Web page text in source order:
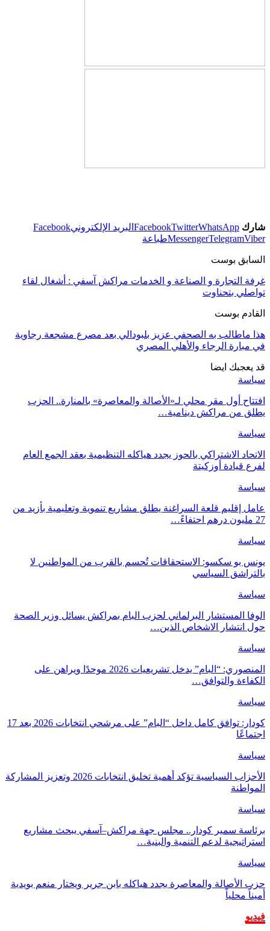
شارك FacebookTwitterWhatsApp البريد الإلكترونيFacebook
MessengerTelegramViber طباعة
السابق بوست
غرفة التجارة و الصناعة و الخدمات مراكش آسفي : أشغال لقاء
تواصلي بتحناوت
القادم بوست
هذا ماطالب به الصحفي عزيز بلبودالي بعد مصرع مشجعة رجاوية
في مبارة الرجاء والأهلي المصري
قد يعجبك ايضا
سياسة
افتتاح أول مقر محلي لـ«الأصالة والمعاصرة» بالمنارة.. الحزب
يطلق من مراكش دينامية…
سياسة
الاتحاد الاشتراكي بالحوز يجدد هياكله التنظيمية بعقد الجمع العام
لفرع قيادة أوزكيتة
سياسة
عامل إقليم قلعة السراغنة يطلق مشاريع تنموية وتعليمية بأزيد من
27 مليون درهم احتفاءً…
سياسة
يونس بو سكسو: الاستحقاقات تُحسم بالقرب من المواطنين لا
بالتراشق السياسي
سياسة
الوفا المستشار البرلماني لحزب البام بمراكش يسائل وزير الصحة
حول انتشار الاشخاص الذين…
سياسة
المنصوري: “البام” يدخل تشريعيات 2026 موحدًا ويراهن على
الكفاءة والتوافق…
سياسة
كودار: توافق كامل داخل “البام” على مرشحي انتخابات 2026 بعد 17
اجتماعًا
سياسة
الأحزاب السياسية تؤكد أهمية تخليق انتخابات 2026 وتعزيز المشاركة
المواطنة
سياسة
برئاسة سمير كودار.. مجلس جهة مراكش–آسفي يبحث مشاريع
استراتيجية لدعم التنمية والبنية…
سياسة
حزب الأصالة والمعاصرة يجدد هياكله بابن جرير ويختار منعم بويدية
أميناً محلياً
فيديو